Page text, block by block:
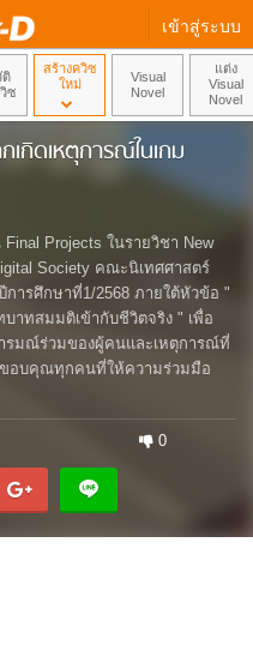
เข้าสู่ระบบ
ติ
ซ
สร้างควิซ
ใหม่
Visual
Novel
แต่ง
Visual
Novel
กิดเหตุการณ์ในเกม
Projects ในรายวิชา New
Society คณะนิเทศศาสตร์
ารศึกษาที่1/2568 ภายใต้หัวข้อ "
าทสมมติเข้ากับชีวิตจริง " เพื่อ
รมณ์ร่วมของผู้คนและเหตุการณ์ที่
ขอบคุณทุกคนที่ให้ความร่วมมือ
0